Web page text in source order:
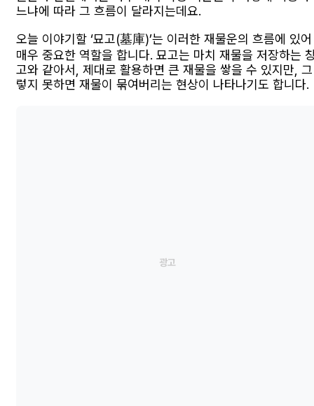
느냐에 따라 그 흐름이 달라지는데요.
오늘 이야기할 ‘묘고(墓庫)’는 이러한 재물운의 흐름에 있어
매우 중요한 역할을 합니다. 묘고는 마치 재물을 저장하는
고와 같아서, 제대로 활용하면 큰 재물을 쌓을 수 있지만, 그
렇지 못하면 재물이 묶여버리는 현상이 나타나기도 합니다.